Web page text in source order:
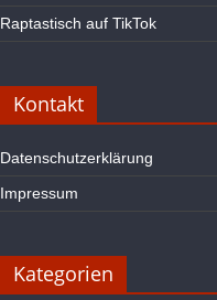
Raptastisch auf TikTok
Kontakt
Datenschutzerklärung
Impressum
Kategorien